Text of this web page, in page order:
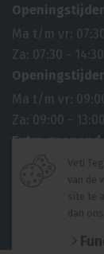
Ma t/m vr:
Za: 07:30 - 14:30
Ma t/m vr:
Za: 09:00 - 13:00
Extra
6 april
27 april
14 mei
Website
Veti
van de
site te
dan ons